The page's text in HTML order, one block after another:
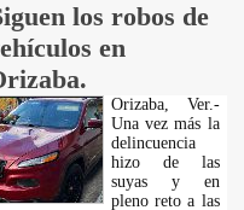
los robos de
en
Orizaba, Ver.-
Una vez más la
delincuencia
hizo de las
suyas y en
pleno reto a las